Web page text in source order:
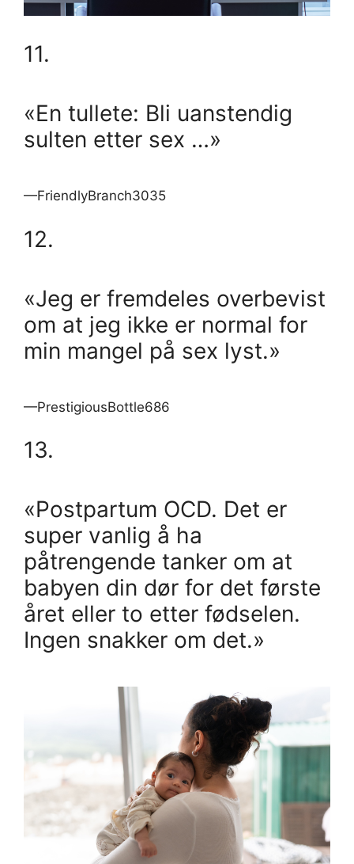
11.
«En tullete: Bli uanstendig
sulten etter sex …»
—FriendlyBranch3035
12.
«Jeg er fremdeles overbevist
om at jeg ikke er normal for
min mangel på sex lyst.»
—PrestigiousBottle686
13.
«Postpartum OCD. Det er
super vanlig å ha
påtrengende tanker om at
babyen din dør for det første
året eller to etter fødselen.
Ingen snakker om det.»